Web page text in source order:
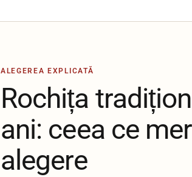
ALEGEREA EXPLICATĂ
Rochița
ani: ceea ce
alegere